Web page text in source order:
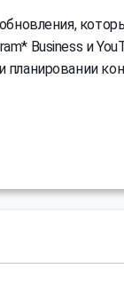
Business и
планировании